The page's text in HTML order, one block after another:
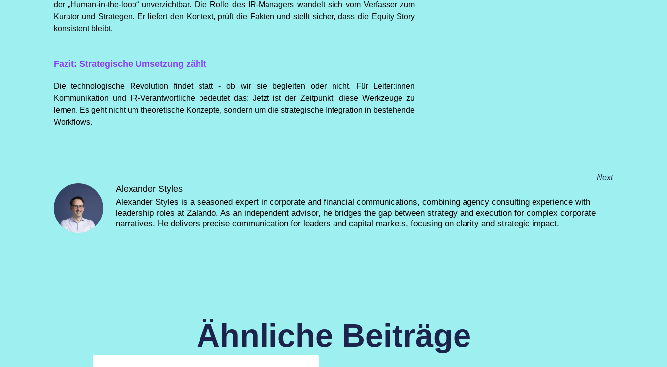
der „Human-in-the-loop“ unverzichtbar. Die Rolle des IR-Managers wandelt sich vom Verfasser zum
Kurator und Strategen. Er liefert den Kontext, prüft die Fakten und stellt sicher, dass die Equity Story
konsistent bleibt.
Fazit: Strategische Umsetzung zählt
Die technologische Revolution findet statt - ob wir sie begleiten oder nicht. Für Leiter:innen
Kommunikation und IR-Verantwortliche bedeutet das: Jetzt ist der Zeitpunkt, diese Werkzeuge zu
lernen. Es geht nicht um theoretische Konzepte, sondern um die strategische Integration in bestehende
Workflows.
Next
Alexander Styles
Alexander Styles is a seasoned expert in corporate and financial communications, combining agency consulting experience with
leadership roles at Zalando. As an independent advisor, he bridges the gap between strategy and execution for complex corporate
narratives. He delivers precise communication for leaders and capital markets, focusing on clarity and strategic impact.
Ähnliche Beiträge